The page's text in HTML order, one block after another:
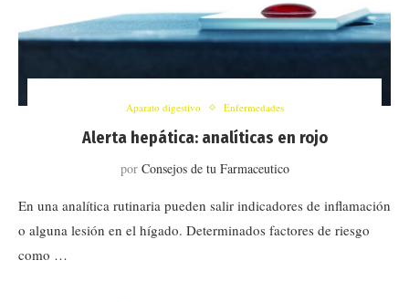
Aparato digestivo Enfermedades
Alerta hepática: analíticas en rojo
por Consejos de tu Farmaceutico
En una analítica rutinaria pueden salir indicadores de inflamación
o alguna lesión en el hígado. Determinados factores de riesgo
como …